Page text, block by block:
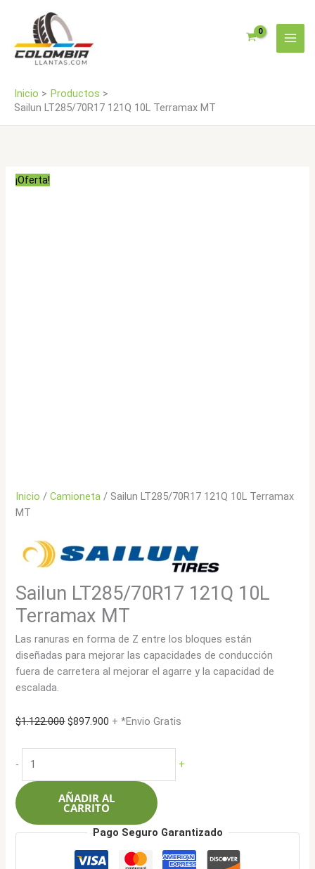
contenido
Inicio
Productos
Sailun LT285/70R17 121Q 10L Terramax MT
¡Oferta!
Inicio /Camioneta / Sailun LT285/70R17 121Q 10L Terramax
MT
Sailun LT285/70R17 121Q 10L
Terramax MT
Las ranuras en forma de Z entre los bloques están
diseñadas para mejorar las capacidades de conducción
fuera de carretera al mejorar el agarre y la capacidad de
escalada.
$1.122.000El
$897.900 El
$897.900.
+ *Envio Gratis
-
LT285/70R17
121Q
Terramax
MT
+
AÑADIR AL
CARRITO
Pago Seguro Garantizado
cantidad